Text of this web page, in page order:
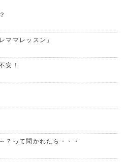
ママレッスン」
安！
？って聞かれたら・・・